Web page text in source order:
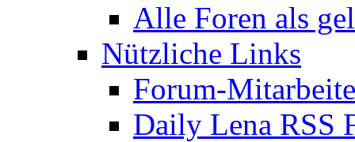
Alle Foren als
Nützliche Links
Forum-
Daily Lena RSS